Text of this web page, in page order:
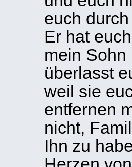
euch
Er hat
mein Sohn
überlasst
weil sie
entfernen
nicht,
Ihn zu